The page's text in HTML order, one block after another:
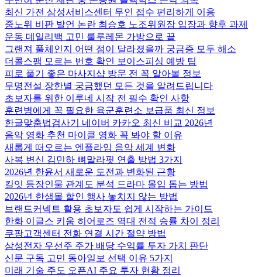
최신 가전 삼성서비스센터 무인 접수 편리하게 이용
중노위 비판 발언 논란 최승호 노조위원장 입장과 향후 과제
운동 데일리백 고민 룰루레몬 가방으로 끝
그랜져 풀체인지 어떤 점이 달라졌을까 궁금증 모두 해소
더콜스팸 모르는 번호 확인 보이스피싱 예방 팁
피로 풀기 좋은 마사지샵 방문 전 꼭 알아볼 정보
무명전설 장한별 궁금했던 모든 것을 알려드립니다
초보자를 위한 이루네 시작 전 필수 확인 사항
훈련병에게 꼭 필요한 육군훈련소 보급품 최신 정보
한글맞춤법검사기 네이버 카카오 최신 비교 2026년
음악 영화 추천 마이클 영화 꼭 봐야 할 이유
새롭게 떠오르는 엔플라잉 음악 세계 변화
사복 변신 김민하 뼈말라핏 연출 방법 3가지
2026년 한윤서 새로운 도전과 변화된 근황
킬잇 등장인물 관계도 분석 드라마 몰입 돕는 방법
2026년 한샘몰 할인 행사 놓치지 않는 방법
브랜드커넥트 활용 초보자도 쉽게 시작하는 가이드
한화 이글스 키움 히어로즈 역대 전적 승률 차이 정리
쿠팡고객센터 전화 연결 시간 절약 방법
삼성전자 우선주 주가 배당 수익률 투자 가치 판단
신문 구독 고민 동아일보 선택 이유 5가지
미래 기술 주도 오픈AI 주요 투자 현황 정리